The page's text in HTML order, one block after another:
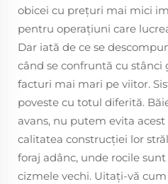
obicei cu preţuri mai mici
pentru operaţiuni care
Dar iată de ce se
când se confruntă cu stânci
facturi mai mari pe viitor.
poveste cu totul diferită.
avans, nu putem evita
calitatea construcţiei lor
foraj adânc, unde rocile
cizmele vechi. Uitaţi-vă